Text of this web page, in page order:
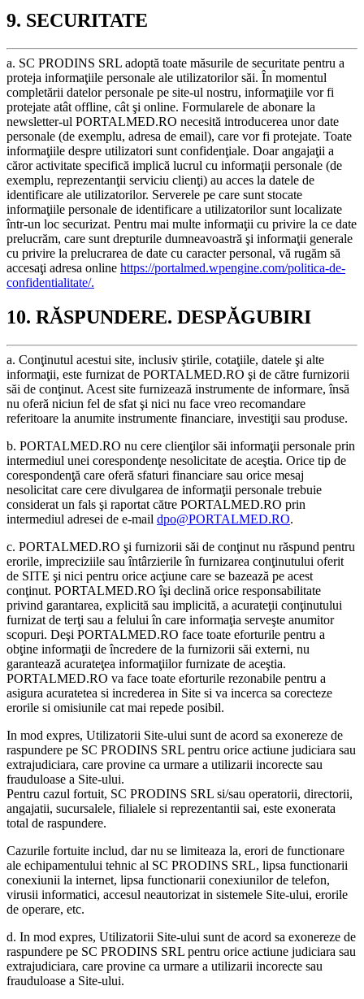
9. SECURITATE
a. SC PRODINS SRL adoptă toate măsurile de securitate pentru a
proteja informaţiile personale ale utilizatorilor săi. În momentul
completării datelor personale pe site-ul nostru, informaţiile vor fi
protejate atât offline, cât şi online. Formularele de abonare la
newsletter-ul PORTALMED.RO necesită introducerea unor date
personale (de exemplu, adresa de email), care vor fi protejate. Toate
informaţiile despre utilizatori sunt confidenţiale. Doar angajaţii a
căror activitate specifică implică lucrul cu informaţii personale (de
exemplu, reprezentanţii serviciu clienţi) au acces la datele de
identificare ale utilizatorilor. Serverele pe care sunt stocate
informaţiile personale de identificare a utilizatorilor sunt localizate
într-un loc securizat. Pentru mai multe informaţii cu privire la ce date
prelucrăm, care sunt drepturile dumneavoastră şi informaţii generale
cu privire la prelucrarea de date cu caracter personal, vă rugăm să
accesaţi adresa online https://portalmed.wpengine.com/politica-de-
confidentialitate/.
10. RĂSPUNDERE. DESPĂGUBIRI
a. Conţinutul acestui site, inclusiv ştirile, cotaţiile, datele şi alte
informaţii, este furnizat de PORTALMED.RO şi de către furnizorii
săi de conţinut. Acest site furnizează instrumente de informare, însă
nu oferă niciun fel de sfat şi nici nu face vreo recomandare
referitoare la anumite instrumente financiare, investiţii sau produse.
b. PORTALMED.RO nu cere clienţilor săi informaţii personale prin
intermediul unei corespondenţe nesolicitate de aceştia. Orice tip de
corespondenţă care oferă sfaturi financiare sau orice mesaj
nesolicitat care cere divulgarea de informaţii personale trebuie
considerat un fals şi raportat către PORTALMED.RO prin
intermediul adresei de e-mail dpo@PORTALMED.RO.
c. PORTALMED.RO şi furnizorii săi de conţinut nu răspund pentru
erorile, impreciziile sau întârzierile în furnizarea conţinutului oferit
de SITE şi nici pentru orice acţiune care se bazează pe acest
conţinut. PORTALMED.RO îşi declină orice responsabilitate
privind garantarea, explicită sau implicită, a acurateţii conţinutului
furnizat de terţi sau a felului în care informaţia serveşte anumitor
scopuri. Deşi PORTALMED.RO face toate eforturile pentru a
obţine informaţii de încredere de la furnizorii săi externi, nu
garantează acurateţea informaţiilor furnizate de aceştia.
PORTALMED.RO va face toate eforturile rezonabile pentru a
asigura acuratetea si increderea in Site si va incerca sa corecteze
erorile si omisiunile cat mai repede posibil.
In mod expres, Utilizatorii Site-ului sunt de acord sa exonereze de
raspundere pe SC PRODINS SRL pentru orice actiune judiciara sau
extrajudiciara, care provine ca urmare a utilizarii incorecte sau
frauduloase a Site-ului.
Pentru cazul fortuit, SC PRODINS SRL si/sau operatorii, directorii,
angajatii, sucursalele, filialele si reprezentantii sai, este exonerata
total de raspundere.
Cazurile fortuite includ, dar nu se limiteaza la, erori de functionare
ale echipamentului tehnic al SC PRODINS SRL, lipsa functionarii
conexiunii la internet, lipsa functionarii conexiunilor de telefon,
virusii informatici, accesul neautorizat in sistemele Site-ului, erorile
de operare, etc.
d. In mod expres, Utilizatorii Site-ului sunt de acord sa exonereze de
raspundere pe SC PRODINS SRL pentru orice actiune judiciara sau
extrajudiciara, care provine ca urmare a utilizarii incorecte sau
frauduloase a Site-ului.